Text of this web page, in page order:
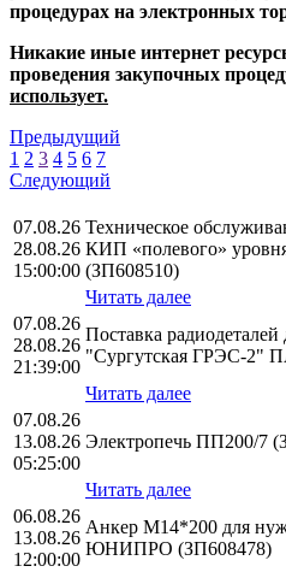
процедурах на электронных
Никакие иные интернет
проведения закупочных
использует.
Предыдущий
1 2 3 4 5 6 7
Следующий
07.08.26
28.08.26
15:00:00
Техническое
КИП «полевого»
(ЗП608510)
Читать далее
07.08.26
28.08.26
21:39:00
Поставка
"Сургутская ГРЭС-2"
Читать далее
07.08.26
13.08.26
05:25:00
Электропечь ПП200/7
Читать далее
06.08.26
13.08.26
12:00:00
Анкер М14*200 для
ЮНИПРО (ЗП608478)